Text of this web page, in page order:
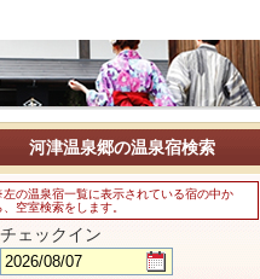
河津温泉郷の温泉宿検索
の温泉宿一覧に表示されている宿の中か
、空室検索をします。
チェックイン